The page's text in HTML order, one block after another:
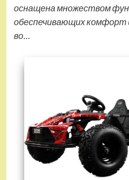
оснащена множеством
обеспечивающих комфорт
во…